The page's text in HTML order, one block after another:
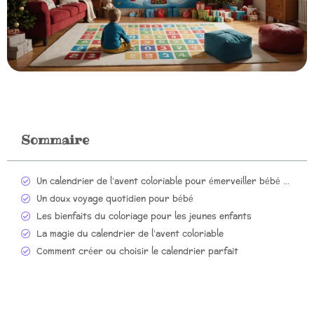
Sommaire
Un calendrier de l’avent coloriable pour émerveiller bébé chaque jour !
Un doux voyage quotidien pour bébé
Les bienfaits du coloriage pour les jeunes enfants
La magie du calendrier de l’avent coloriable
Comment créer ou choisir le calendrier parfait